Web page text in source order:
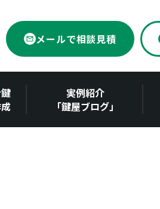
メールで相談見積
実例紹介
「鍵屋ブログ」